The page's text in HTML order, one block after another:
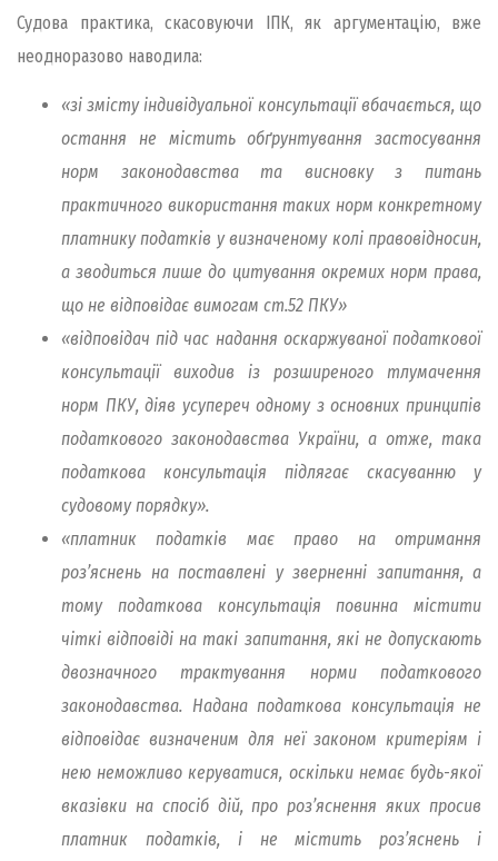
Судова практика, скасовуючи ІПК, як аргументацію, вже
неодноразово наводила:
«зі змісту індивідуальної консультації вбачається, що
остання не містить обґрунтування застосування
норм законодавства та висновку з питань
практичного використання таких норм конкретному
платнику податків у визначеному колі правовідносин,
а зводиться лише до цитування окремих норм права,
що не відповідає вимогам ст.52 ПКУ»
«відповідач під час надання оскаржуваної податкової
консультації виходив із розширеного тлумачення
норм ПКУ, діяв усупереч одному з основних принципів
податкового законодавства України, а отже, така
податкова консультація підлягає скасуванню у
судовому порядку».
«платник податків має право на отримання
роз’яснень на поставлені у зверненні запитання, а
тому податкова консультація повинна містити
чіткі відповіді на такі запитання, які не допускають
двозначного трактування норми податкового
законодавства. Надана податкова консультація не
відповідає визначеним для неї законом критеріям і
нею неможливо керуватися, оскільки немає будь-якої
вказівки на спосіб дій, про роз’яснення яких просив
платник податків, і не містить роз’яснень і